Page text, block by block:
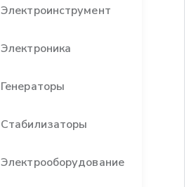
Электроинструмент
Электроника
Генераторы
Стабилизаторы
Электрооборудование